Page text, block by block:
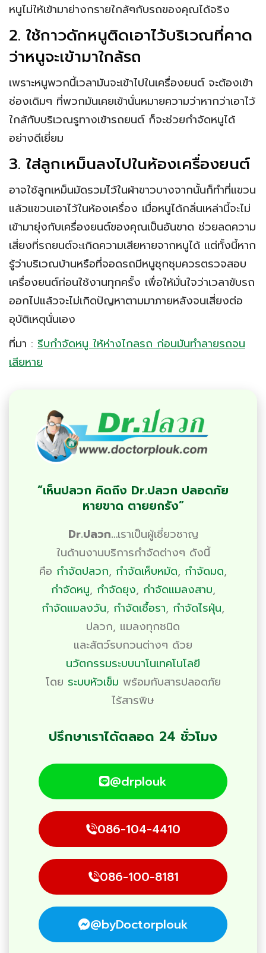
หนูไม่ให้เข้ามาย่างกรายใกล้ๆกับรถของคุณได้จริง
2. ใช้กาวดักหนูติดเอาไว้บริเวณที่คาด
ว่าหนูจะเข้ามาใกล้รถ
เพราะหนูพวกนี้เวลามันจะเข้าไปในเครื่องยนต์ จะต้องเข้า
ช่องเดิมๆ ที่พวกมันเคยเข้านั่นหมายความว่าหากว่าเอาไว้
ใกล้กับบริเวณรูทางเข้ารถยนต์ ก็จะช่วยกำจัดหนูได้
อย่างดีเยี่ยม
3. ใส่ลูกเหม็นลงไปในห้องเครื่องยนต์
อาจใช้ลูกเหม็นมัดรวมไว้ในผ้าขาวบางจากนั้นก็ทำที่แขวน
แล้วแขวนเอาไว้ในห้องเครื่อง เมื่อหนูได้กลิ่นเหล่านี้จะไม่
เข้ามายุ่งกับเครื่องยนต์ของคุณเป็นอันขาด ช่วยลดความ
เสี่ยงที่รถยนต์จะเกิดความเสียหายจากหนูได้ แต่ทั้งนี้หาก
รู้ว่าบริเวณบ้านหรือที่จอดรถมีหนูชุกชุมควรตรวจสอบ
เครื่องยนต์ก่อนใช้งานทุกครั้ง เพื่อให้มั่นใจว่าเวลาขับรถ
ออกไปแล้วจะไม่เกิดปัญหาตามมาภายหลังจนเสี่ยงต่อ
อุบัติเหตุนั่นเอง
ที่มา : รีบกำจัดหนู ให้ห่างไกลรถ ก่อนมันทำลายรถจน
เสียหาย
“เห็นปลวก คิดถึง Dr.ปลวก ปลอดภัย
หายขาด ตายยกรัง”
Dr.ปลวก…เราเป็นผู้เชี่ยวชาญ
ในด้านงานบริการกำจัดต่างๆ ดังนี้
คือ กำจัดปลวก, กำจัดเห็บหมัด, กำจัดมด,
กำจัดหนู, กำจัดยุง, กำจัดแมลงสาบ,
กำจัดแมลงวัน, กำจัดเชื้อรา, กำจัดไรฝุ่น,
ปลวก, แมลงทุกชนิด
และสัตว์รบกวนต่างๆ ด้วย
นวัตกรรมระบบนาโนเทคโนโลยี
โดย ระบบหัวเข็ม พร้อมกับสารปลอดภัย
ไร้สารพิษ
ปรึกษาเราได้ตลอด 24 ชั่วโมง
@drplouk
086-104-4410
086-100-8181
@byDoctorplouk